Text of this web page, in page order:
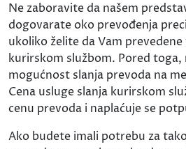
Ne zaboravite da našem
dogovarate oko prevođenja
ukoliko želite da Vam
kurirskom službom. Pored toga,
mogućnost slanja prevoda na
Cena usluge slanja kurirskom
cenu prevoda i naplaćuje se
Ako budete imali potrebu za